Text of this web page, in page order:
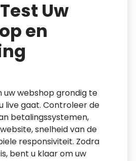
Uw
en
uw webshop grondig te
live gaat. Controleer de
betalingssystemen,
snelheid van de
responsiviteit. Zodra
bent u klaar om uw